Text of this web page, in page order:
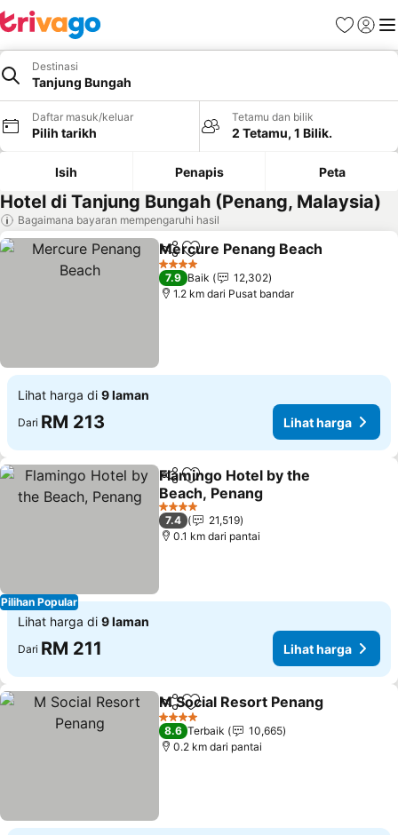
Kegemaran
Daftar
Destinasi
Tanjung Bungah
Daftar masuk/keluar
Pilih tarikh
Tetamu dan bilik
2 Tetamu, 1 Bilik.
Isih Penapis Peta
Hotel di Tanjung Bungah (Penang, Malaysia)
Bagaimana bayaran mempengaruhi hasil
KongsiTambah ke favorit
Mercure Penang Beach
4 Bintang
7.9 Baik
12,302
1.2 km dari Pusat bandar
Lihat harga di 9 laman
Dari RM 213 Lihat harga
Pilihan Popular
KongsiTambah ke favorit
Flamingo Hotel by the
Beach, Penang
Lihat harga
4 Bintang
7.4
21,519
0.1 km dari pantai
Lihat harga di 9 laman
Dari RM 211 Lihat harga
KongsiTambah ke favorit
M Social Resort Penang
4 Bintang
8.6 Terbaik
10,665
0.2 km dari pantai